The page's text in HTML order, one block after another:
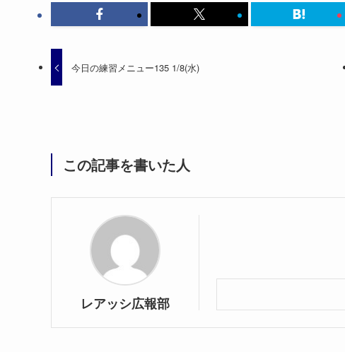
今日の練習メニュー135 1/8(水)
この記事を書いた人
レアッシ広報部